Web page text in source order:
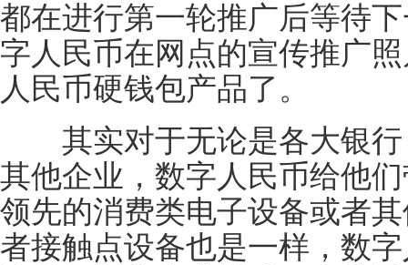
都在进行第一轮推广后等待
字人民币在网点的宣传推广
人民币硬钱包产品了。
其实对于无论是各大银行
其他企业，数字人民币给他
领先的消费类电子设备或者
者接触点设备也是一样，数